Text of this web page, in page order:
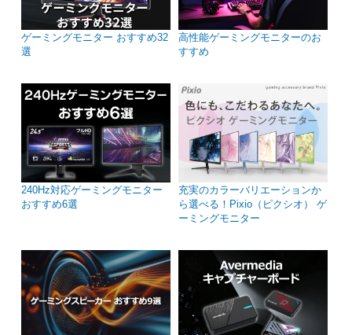
ゲーミングモニター おすすめ32
選
高性能ゲーミングモニターのお
すすめ
240Hz対応ゲーミングモニター
おすすめ6選
充実のカラーバリエーションか
ら選べる！Pixio（ピクシオ） ゲ
ーミングモニター